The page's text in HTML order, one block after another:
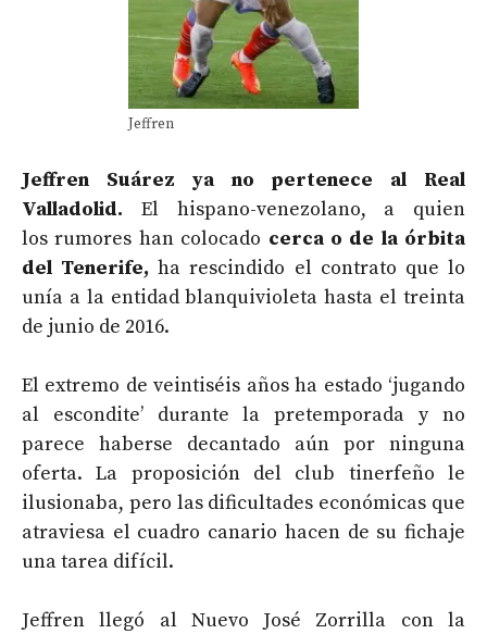
Jeffren
Jeffren Suárez ya no pertenece al Real
Valladolid. El hispano-venezolano, a quien
los rumores han colocado cerca o de la órbita
del Tenerife,ha rescindido el contrato que lo
unía a la entidad blanquivioleta hasta el treinta
de junio de 2016.
El extremo de veintiséis años ha estado ‘jugando
al escondite’ durante la pretemporada y no
parece haberse decantado aún por ninguna
oferta. La proposición del club tinerfeño le
ilusionaba, pero las dificultades económicas que
atraviesa el cuadro canario hacen de su fichaje
una tarea difícil.
Jeffren llegó al Nuevo José Zorrilla con la